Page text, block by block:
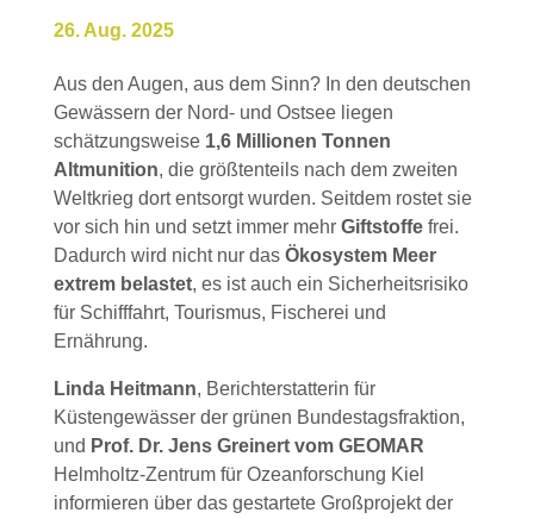
26. Aug. 2025
Aus den Augen, aus dem Sinn? In den deutschen
Gewässern der Nord- und Ostsee liegen
schätzungsweise 1,6 Millionen Tonnen
Altmunition, die größtenteils nach dem zweiten
Weltkrieg dort entsorgt wurden. Seitdem rostet sie
vor sich hin und setzt immer mehr Giftstoffefrei.
Dadurch wird nicht nur dasÖkosystem Meer
extrem belastet, es ist auch ein Sicherheitsrisiko
für Schifffahrt, Tourismus, Fischerei und
Ernährung.
Linda Heitmann, Berichterstatterin für
Küstengewässer der grünen Bundestagsfraktion,
und Prof. Dr. Jens Greinert vom GEOMAR
Helmholtz-Zentrum für Ozeanforschung Kiel
informieren über das gestartete Großprojekt der